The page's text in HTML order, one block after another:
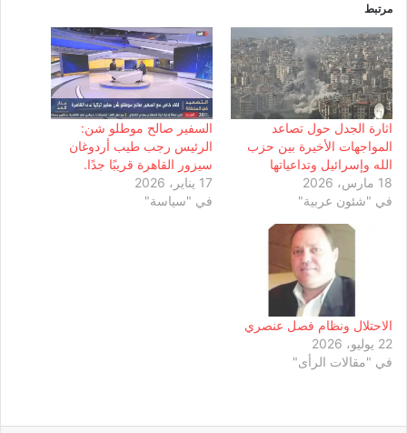
مرتبط
اثارة الجدل حول تصاعد
المواجهات الأخيرة بين حزب
الله وإسرائيل وتداعياتها
18 مارس، 2026
في "شئون عربية"
السفير صالح موطلو شن:
الرئيس رجب طيب أردوغان
سيزور القاهرة قريبًا جدًا.
17 يناير، 2026
في "سياسة"
الاحتلال ونظام فصل عنصري
22 يوليو، 2026
في "مقالات الرأى"